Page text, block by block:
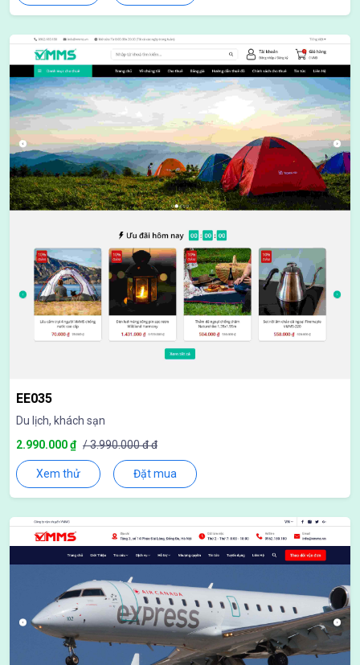
EE035
Du lịch, khách sạn
2.990.000 ₫ / 3.990.000 đ đ
Xem thử Đặt mua